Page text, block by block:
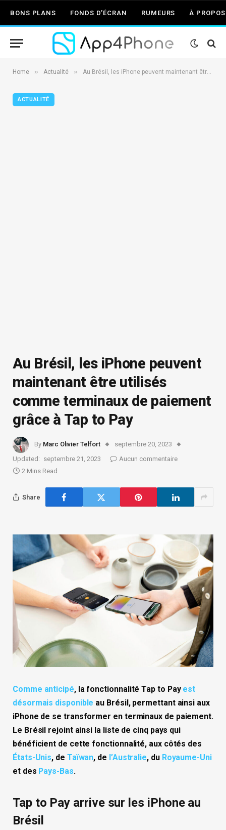
BONS PLANS FONDS D’ÉCRAN RUMEURS À PROPOS
Home » Actualité » Au Brésil, les iPhone peuvent maintenant être utilisés comme terminaux de paiement grâce à Tap to Pay
ACTUALITÉ
Au Brésil, les iPhone peuvent
maintenant être utilisés
comme terminaux de paiement
grâce à Tap to Pay
By Marc Olivier Telfort
septembre 20, 2023
Updated: septembre 21, 2023
Aucun commentaire
2 Mins Read
Share
Comme anticipé, la fonctionnalité Tap to Pay est
désormais disponible au Brésil, permettant ainsi aux
iPhone de se transformer en terminaux de paiement.
Le Brésil rejoint ainsi la liste de cinq pays qui
bénéficient de cette fonctionnalité, aux côtés des
États-Unis, de Taïwan, de l’Australie, du Royaume-Uni
et des Pays-Bas.
Tap to Pay arrive sur les iPhone au
Brésil